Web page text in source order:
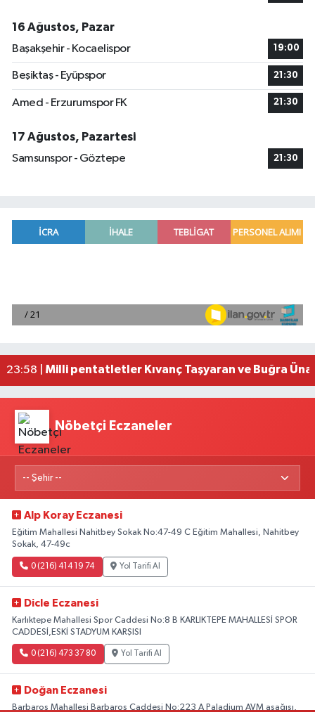
16 Ağustos, Pazar
Başakşehir - Kocaelispor
19:00
Beşiktaş - Eyüpspor 21:30
Amed - Erzurumspor FK 21:30
17 Ağustos, Pazartesi
Samsunspor - Göztepe
21:30
00:39 |
Mersin'de uyuşturucu operasyonunda 190
23:58 | Milli pentatletler Kıvanç Taşyaran ve Buğra
Nöbetçi Eczaneler
Alp Koray Eczanesi
Eğitim Mahallesi Nahitbey Sokak No:47-49 C Eğitim Mahallesi, Nahitbey
Sokak, 47-49c
0 (216) 414 19 74 Yol Tarifi Al
Dicle Eczanesi
Karlıktepe Mahallesi Spor Caddesi No:8 B KARLIKTEPE MAHALLESİ SPOR
CADDESİ,ESKİ STADYUM KARŞISI
0 (216) 473 37 80 Yol Tarifi Al
Doğan Eczanesi
Barbaros Mahallesi Barbaros Caddesi No:223 A Paladium AVM aşağısı,